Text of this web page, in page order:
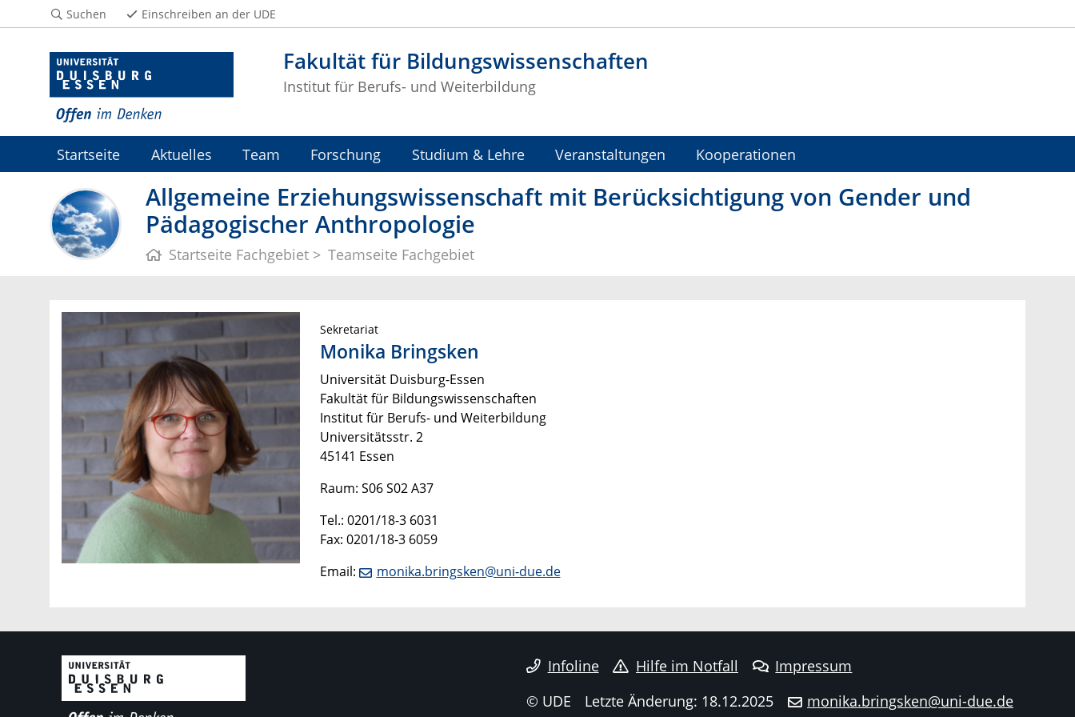
Fakultät für Bildungswissenschaften
Institut für Berufs- und Weiterbildung
Suchen Einschreiben an der UDE
Startseite Aktuelles Team Forschung Studium & Lehre Veranstaltungen Kooperationen
Allgemeine Erziehungswissenschaft mit Berücksichtigung von Gender und
Pädagogischer Anthropologie
Startseite Fachgebiet Teamseite Fachgebiet
Sekretariat
Monika Bringsken
Universität Duisburg-Essen
Fakultät für Bildungswissenschaften
Institut für Berufs- und Weiterbildung
Universitätsstr. 2
45141 Essen
Raum: S06 S02 A37
Tel.: 0201/18-3 6031
Fax: 0201/18-3 6059
Email:
monika.bringsken@uni-due.de
Infoline Hilfe im Notfall
Impressum
© UDE
Letzte Änderung: 18.12.2025 monika.bringsken@uni-due.de